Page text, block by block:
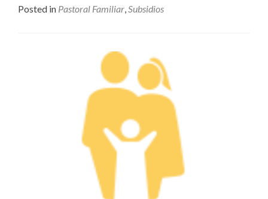
Posted in Pastoral Familiar,Subsidios